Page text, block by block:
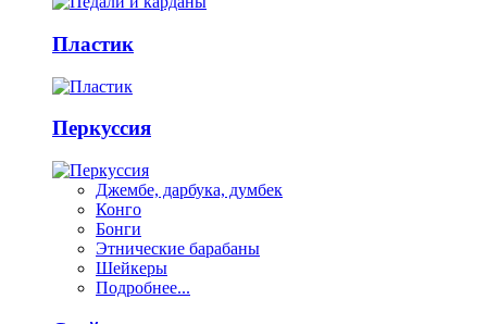
Пластик
Перкуссия
Джембе, дарбука, думбек
Конго
Бонги
Этнические барабаны
Шейкеры
Подробнее...